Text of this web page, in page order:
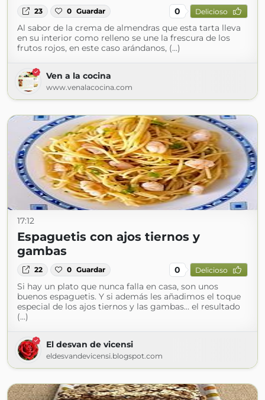
23 0 Guardar 0 Delicioso
Al sabor de la crema de almendras que esta tarta lleva
en su interior como relleno se une la frescura de los
frutos rojos, en este caso arándanos, (...)
Ven a la cocina
www.venalacocina.com
17:12
Espaguetis con ajos tiernos y
gambas
22 0 Guardar 0 Delicioso
Si hay un plato que nunca falla en casa, son unos
buenos espaguetis. Y si además les añadimos el toque
especial de los ajos tiernos y las gambas… el resultado
(...)
El desvan de vicensi
eldesvandevicensi.blogspot.com